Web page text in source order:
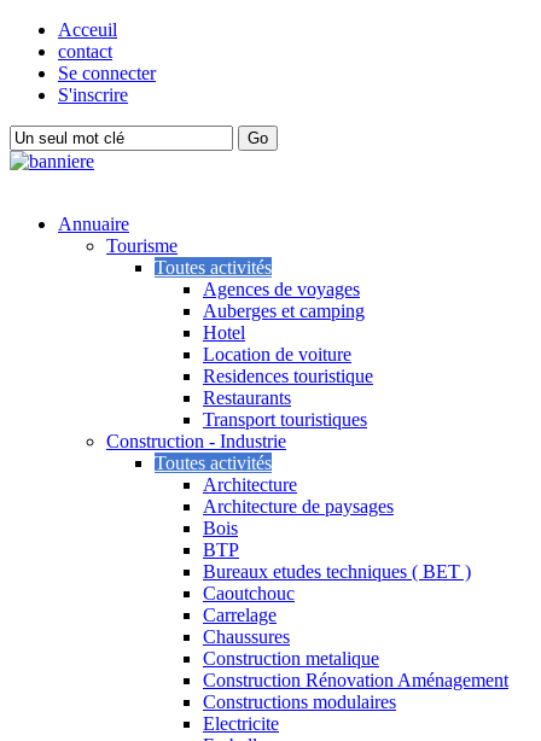
Acceuil
contact
Se connecter
S'inscrire
Annuaire
Tourisme
Toutes activités
Agences de voyages
Auberges et camping
Hotel
Location de voiture
Residences touristique
Restaurants
Transport touristiques
Construction - Industrie
Toutes activités
Architecture
Architecture de paysages
Bois
BTP
Bureaux etudes techniques ( BET )
Caoutchouc
Carrelage
Chaussures
Construction metalique
Construction Rénovation Aménagement
Constructions modulaires
Electricite